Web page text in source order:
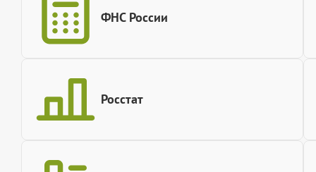
ФНС России
Росстат